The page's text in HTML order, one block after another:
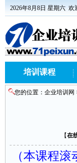
2026年8月8日 星期六 欢
培训课程
您的位置： 企业培训网
【在
（本课程